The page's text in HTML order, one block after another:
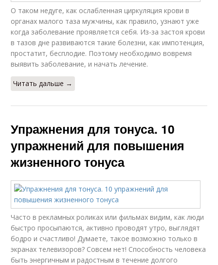
О таком недуге, как ослабленная циркуляция крови в
органах малого таза мужчины, как правило, узнают уже
когда заболевание проявляется себя. Из-за застоя крови
в тазов дне развиваются такие болезни, как импотенция,
простатит, бесплодие. Поэтому необходимо вовремя
выявить заболевание, и начать лечение.
Читать дальше →
Упражнения для тонуса. 10
упражнений для повышения
жизненного тонуса
Часто в рекламных роликах или фильмах видим, как люди
быстро просыпаются, активно проводят утро, выглядят
бодро и счастливо! Думаете, такое возможно только в
экранах телевизоров? Совсем нет! Способность человека
быть энергичным и радостным в течение долгого